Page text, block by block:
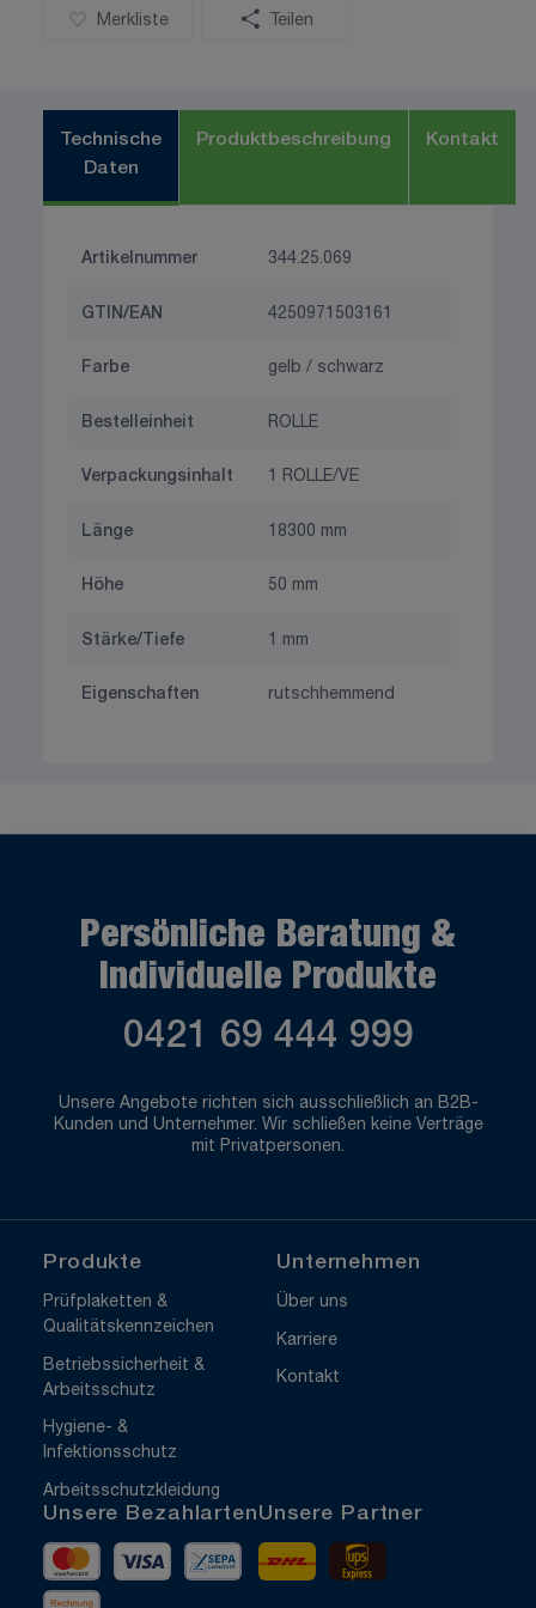
Merkliste Teilen
Technische
Daten
Produktbeschreibung Kontakt
Artikelnummer 344.25.069
GTIN/EAN 4250971503161
Farbe gelb / schwarz
Bestelleinheit ROLLE
Verpackungsinhalt 1 ROLLE/VE
Länge 18300 mm
Höhe 50 mm
Stärke/Tiefe 1 mm
Eigenschaften rutschhemmend
Persönliche Beratung &
Individuelle Produkte
0421 69 444 999
Unsere Angebote richten sich ausschließlich an B2B-
Kunden und Unternehmer. Wir schließen keine Verträge
mit Privatpersonen.
Produkte
Prüfplaketten &
Qualitätskennzeichen
Betriebssicherheit &
Arbeitsschutz
Hygiene- &
Infektionsschutz
Arbeitsschutzkleidung
Unternehmen
Über uns
Karriere
Kontakt
Unsere Bezahlarten
MastercardVisa Vorkasse
Rechnung
Unsere Partner
DHL